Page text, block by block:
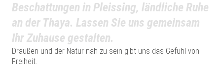
Beschattungen in Pleissing, ländliche Ruhe
an der Thaya. Lassen Sie uns gemeinsam
Ihr Zuhause gestalten.
Draußen und der Natur nah zu sein gibt uns das Gefühl von
Freiheit.